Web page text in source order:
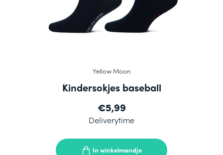
Yellow Moon
Kindersokjes baseball
€5,99
Deliverytime
In winkelmandje